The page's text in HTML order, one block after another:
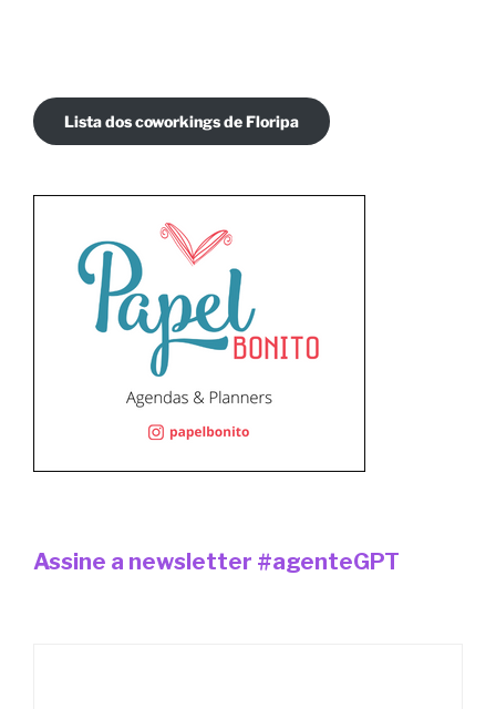
Lista dos coworkings de Floripa
Assine a newsletter #agenteGPT